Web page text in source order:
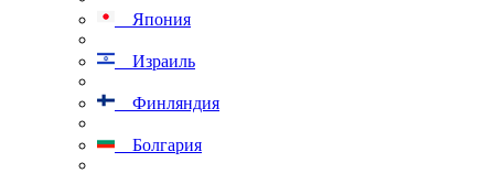
Япония
Израиль
Финляндия
Болгария